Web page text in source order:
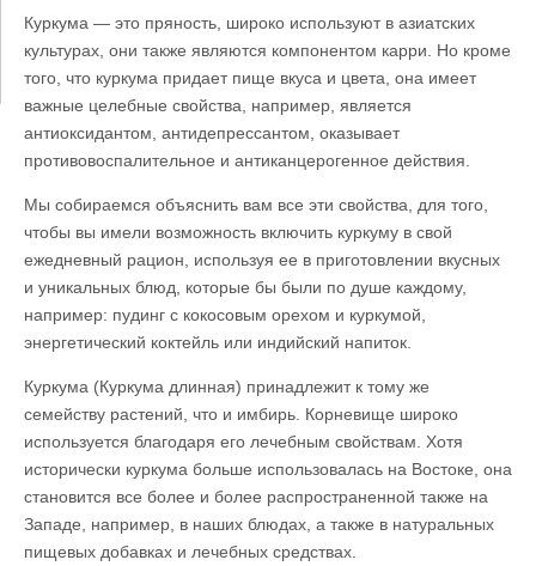
Куркума — это пряность, широко используют в азиатских
культурах, они также являются компонентом карри. Но кроме
того, что куркума придает пище вкуса и цвета, она имеет
важные целебные свойства, например, является
антиоксидантом, антидепрессантом, оказывает
противовоспалительное и антиканцерогенное действия.
Мы собираемся объяснить вам все эти свойства, для того,
чтобы вы имели возможность включить куркуму в свой
ежедневный рацион, используя ее в приготовлении вкусных
и уникальных блюд, которые бы были по душе каждому,
например: пудинг с кокосовым орехом и куркумой,
энергетический коктейль или индийский напиток.
Куркума (Куркума длинная) принадлежит к тому же
семейству растений, что и имбирь. Корневище широко
используется благодаря его лечебным свойствам. Хотя
исторически куркума больше использовалась на Востоке, она
становится все более и более распространенной также на
Западе, например, в наших блюдах, а также в натуральных
пищевых добавках и лечебных средствах.